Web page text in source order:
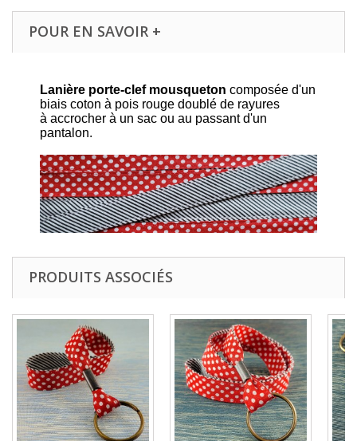
POUR EN SAVOIR +
Lanière porte-clef mousqueton composée d'un
biais coton à pois rouge doublé de rayures
à accrocher à un sac ou au passant d'un
pantalon.
PRODUITS ASSOCIÉS